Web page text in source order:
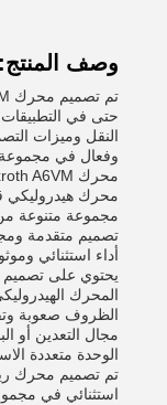
وصف المنتج:
حتى في
النقل وميزات
وفعال في
محرك هيدروليكي
مجموعة متنوعة من
تصميم متقدمة
أداء استثنائي
يحتوي على
الظروف صعوبة
مجال التعدين أو
الوحدة متعددة
استثنائي في